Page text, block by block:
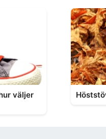
väljer